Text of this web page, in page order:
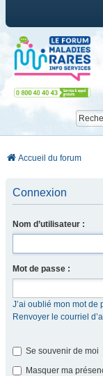
Accueil du forum
Connexion
Nom d’utilisateur :
Mot de passe :
J’ai oublié mon mot de
Renvoyer le courriel
Se souvenir de moi
Masquer ma